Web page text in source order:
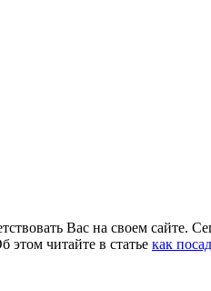
Вас на своем сайте.
читайте в статье как